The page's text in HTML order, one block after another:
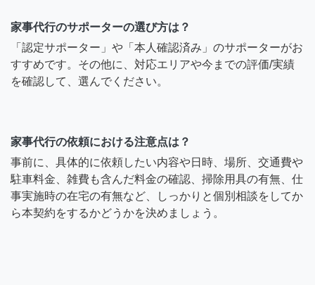
家事代行のサポーターの選び方は？
「認定サポーター」や「本人確認済み」のサポーターがお
すすめです。その他に、対応エリアや今までの評価/実績
を確認して、選んでください。
家事代行の依頼における注意点は？
事前に、具体的に依頼したい内容や日時、場所、交通費や
駐車料金、雑費も含んだ料金の確認、掃除用具の有無、仕
事実施時の在宅の有無など、しっかりと個別相談をしてか
ら本契約をするかどうかを決めましょう。